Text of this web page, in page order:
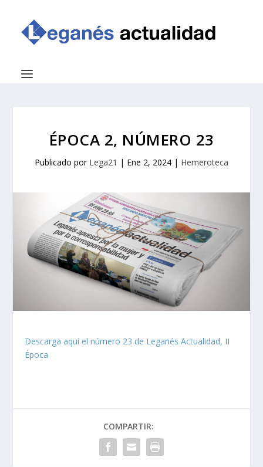
ÉPOCA 2, NÚMERO 23
Publicado por Lega21 | Ene 2, 2024 | Hemeroteca
Descarga aquí el número 23 de Leganés Actualidad, II
Época
COMPARTIR: